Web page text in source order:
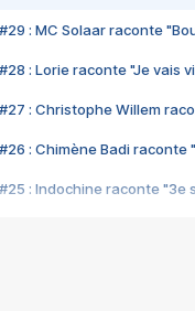
#29 : MC Solaar raconte
#28 : Lorie raconte "Je vais
#27 : Christophe Willem
#26 : Chimène Badi raconte
#25 : Indochine raconte "3e